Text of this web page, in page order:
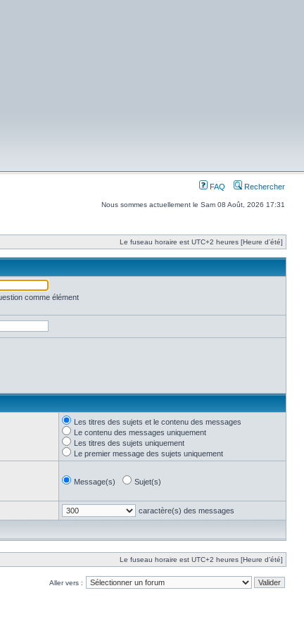
FAQ Rechercher
Nous sommes actuellement le Sam 08 Août, 2026 17:31
Le fuseau horaire est UTC+2 heures [Heure d’été]
comme élément
Les titres des sujets et le contenu des messages
Le contenu des messages uniquement
Les titres des sujets uniquement
Le premier message des sujets uniquement
Message(s) Sujet(s)
caractère(s) des messages
Le fuseau horaire est UTC+2 heures [Heure d’été]
Aller vers :